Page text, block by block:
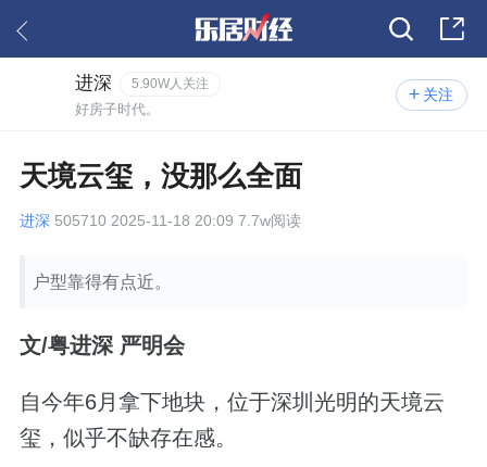
关注
进深 5.90W人关注
好房子时代。
天境云玺，没那么全面
进深 505710 2025-11-18 20:09 7.7w阅读
户型靠得有点近。
文/粤进深 严明会
自今年6月拿下地块，位于深圳光明的天境云
玺，似乎不缺存在感。